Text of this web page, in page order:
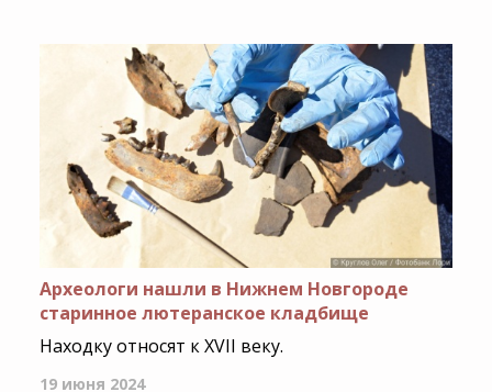
Археологи нашли в Нижнем Новгороде
старинное лютеранское кладбище
Находку относят к XVII веку.
19 июня 2024